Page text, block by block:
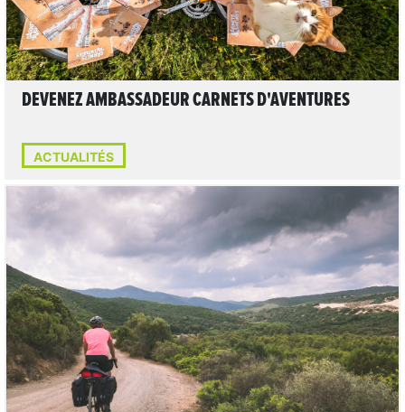
DEVENEZ AMBASSADEUR CARNETS D'AVENTURES
ACTUALITÉS
LIRE L'ARTICLE